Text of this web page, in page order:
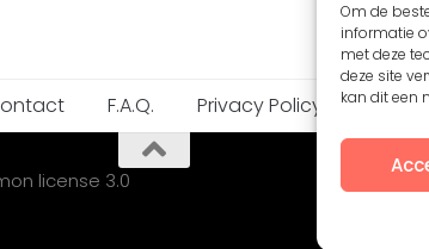
Om de
informatie
met deze
deze site
kan dit een
F.A.Q. Privacy Policy
license 3.0